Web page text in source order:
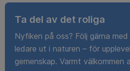
Ta del av det roliga
Nyfiken på oss? Följ gärna
ledare ut i naturen – för
gemenskap. Varmt välkommen